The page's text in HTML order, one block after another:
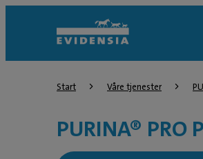
Start Våre tjenester
PURINA®